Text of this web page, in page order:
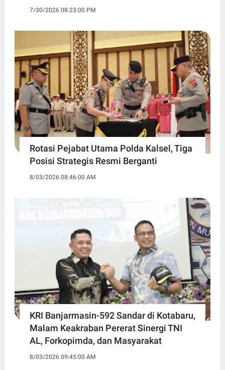
7/30/2026 08:23:00 PM
Rotasi Pejabat Utama Polda Kalsel, Tiga
Posisi Strategis Resmi Berganti
8/03/2026 08:46:00 AM
KRI Banjarmasin-592 Sandar di Kotabaru,
Malam Keakraban Pererat Sinergi TNI
AL, Forkopimda, dan Masyarakat
8/03/2026 09:45:00 AM